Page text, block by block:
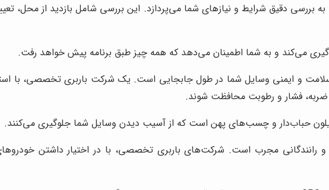
بررسی دقیق شرایط و نیازهای شما می‌پردازد. این بررسی شامل بازدید از محل،
می‌کند و به شما اطمینان می‌دهد که همه چیز طبق برنامه پیش خواهد رفت.
و ایمنی وسایل شما در طول جابجایی است. یک شرکت باربری تخصصی، با
ضربه، فشار و رطوبت محافظت شوند.
حباب‌دار و چسب‌های پهن است که از آسیب دیدن وسایل شما جلوگیری می‌کنند.
و رانندگانی مجرب است. شرکت‌های باربری تخصصی، با در اختیار داشتن